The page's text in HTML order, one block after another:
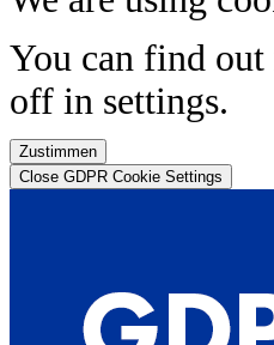
You can find
off in settings.
Zustimmen
Close GDPR Cookie Settings